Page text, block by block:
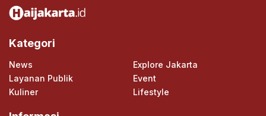
Kategori
News
Explore Jakarta
Layanan Publik
Event
Kuliner
Lifestyle